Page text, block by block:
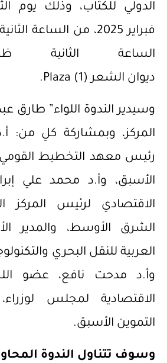
فبراير 2025، من
الساعة الثانية
ديوان الشعر Plaza (1).
وسيدير الندوة اللواء” طارق
المركز، وبمشاركة كلِ من:
رئيس معهد التخطيط
الأسبق، وأ.د محمد علي
الاقتصادي لرئيس المركز
الشرق الأوسط، والمدير
العربية للنقل البحري
وأ.د مدحت نافع، عضو
الاقتصادية لمجلس
التموين الأسبق.
وسوف تتناول الندوة المحاور